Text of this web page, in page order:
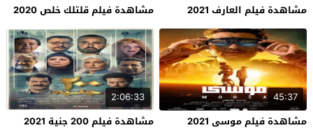
مشاهدة فيلم العارف 2021
مشاهدة فيلم قلتلك خلص 2020
45:37
مشاهدة فيلم موسى 2021
2:06:33
مشاهدة فيلم 200 جنية 2021